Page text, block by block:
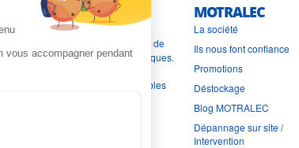
les spécialistes numéro 1 en
station de relevage, pompe de
immergée et moteurs électriques.
avec les marques les plus fiables
MOTRALEC
La société
Ils nous font confiance
Promotions
Déstockage
Blog MOTRALEC
Dépannage sur site /
Intervention